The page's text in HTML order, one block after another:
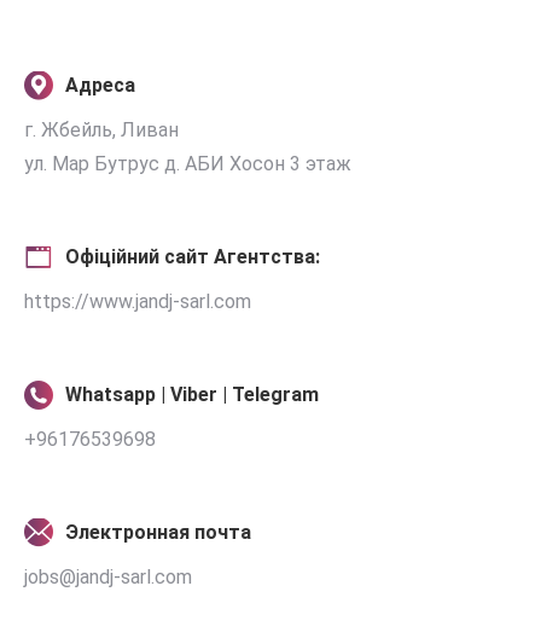
Адреса
г. Жбейль, Ливан
ул. Мар Бутрус д. АБИ Хосон 3 этаж
Офіційний сайт Агентства:
https://www.jandj-sarl.com
Whatsapp | Viber | Telegram
+96176539698
Электронная почта
jobs@jandj-sarl.com